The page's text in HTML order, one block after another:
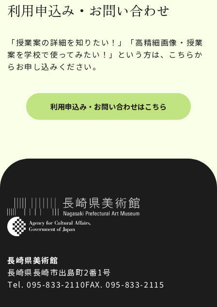
利用申込み・お問い合わせ
「授業案の詳細を知りたい！」「高精細画像・授業
案を学校で使ってみたい！」という方は、こちらか
らお申し込みください。
利用申込み・お問い合わせはこちら
長崎県美術館
長崎県長崎市出島町2番1号
Tel. 095-833-2110FAX. 095-833-2115